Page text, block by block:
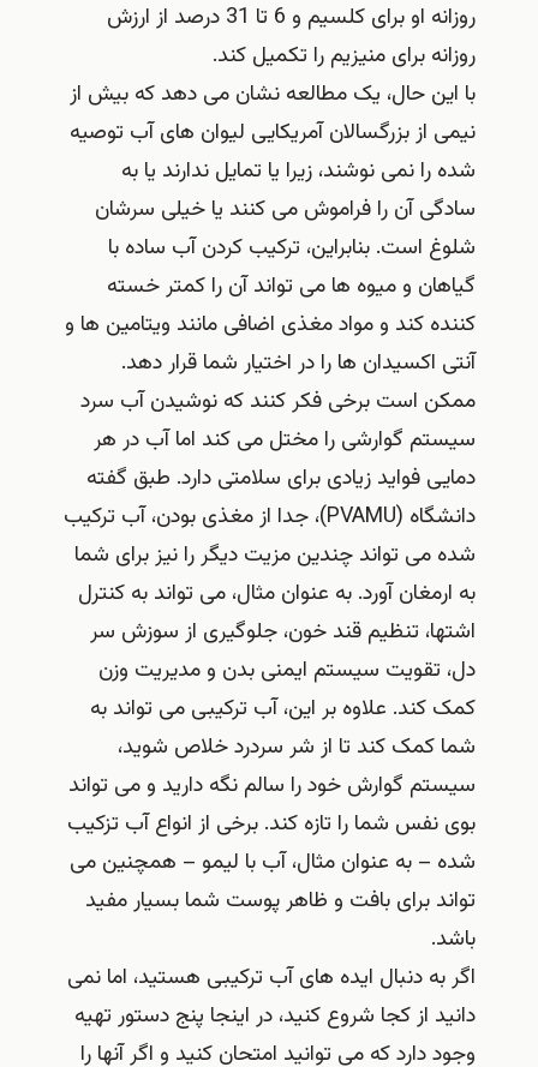
روزانه او برای کلسیم و 6 تا 31 درصد از ارزش
روزانه برای منیزیم را تکمیل کند.
با این حال، یک مطالعه نشان می‌ دهد که بیش از
نیمی از بزرگسالان آمریکایی لیوان‌ های آب توصیه‌
شده را نمی‌ نوشند، زیرا یا تمایل ندارند یا به
سادگی آن را فراموش می‌ کنند یا خیلی سرشان
شلوغ است. بنابراین، ترکیب کردن آب ساده با
گیاهان و میوه‌ ها می‌ تواند آن را کمتر خسته‌
کننده کند و مواد مغذی اضافی مانند ویتامین‌ ها و
آنتی‌ اکسیدان‌ ها را در اختیار شما قرار دهد.
ممکن است برخی فکر کنند که نوشیدن آب سرد
سیستم گوارشی را مختل می کند اما آب در هر
دمایی فواید زیادی برای سلامتی دارد. طبق گفته
دانشگاه (PVAMU)، جدا از مغذی بودن، آب ترکیب
شده می تواند چندین مزیت دیگر را نیز برای شما
به ارمغان آورد. به عنوان مثال، می تواند به کنترل
اشتها، تنظیم قند خون، جلوگیری از سوزش سر
دل، تقویت سیستم ایمنی بدن و مدیریت وزن
کمک کند. علاوه بر این، آب ترکیبی می تواند به
شما کمک کند تا از شر سردرد خلاص شوید،
سیستم گوارش خود را سالم نگه دارید و می تواند
بوی نفس شما را تازه کند. برخی از انواع آب تزکیب
شده – به عنوان مثال، آب با لیمو – همچنین می
تواند برای بافت و ظاهر پوست شما بسیار مفید
باشد.
اگر به دنبال ایده‌ های آب ترکیبی هستید، اما نمی‌
دانید از کجا شروع کنید، در اینجا پنج دستور تهیه
وجود دارد که می‌ توانید امتحان کنید و اگر آنها را